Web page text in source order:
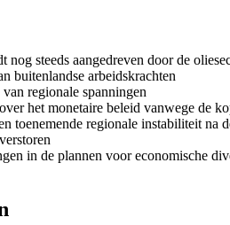
nog steeds aangedreven door de
buitenlandse arbeidskrachten
regionale spanningen
het monetaire beleid vanwege de
toenemende regionale instabiliteit
in de plannen voor economische